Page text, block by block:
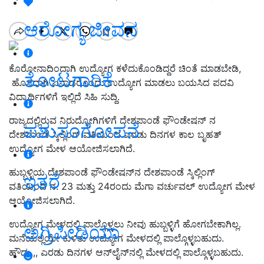
ಆರೋಗ್ಯ ಜೀವನ
ತೋಟಗಾರಿಕೆ
ಪಶುಸಂಗೋಪನೆ
ಇತರೆ
ಅಗ್ರಿಪೀಡಿಯಾ
ಕೊರೋನಾದಿಂದಾಗಿ ಉದ್ಯೋಗ ಕಳೆದುಕೊಂಡಿದ್ದರೆ ಚಿಂತೆ ಮಾಡಬೇಡಿ,
ಹೊಸದಾಗಿ ಏನಾದರೊಂದು ಉದ್ಯೋಗ ಮಾಡಲು ಬಯಸಿದ ಪದವಿ
ವಿದ್ಯಾರ್ಥಿಗಳಿಗೆ ಇಲ್ಲಿದೆ ಸಿಹಿ ಸುದ್ದಿ.
ರಾಜ್ಯದಲ್ಲಿರುವ ನಿರುದ್ಯೋಗಿಗಳಿಗೆ ದೇಶಪಾಂಡೆ ಫೌಂಡೇಷನ್ ನ
ದೇಶಪಾಂಡೆ ಸ್ಕಿಲ್ಲಿಂಗ್ ವತಿಯಿಂದ ಎರಡು ದಿನಗಳ ಕಾಲ ಬೃಹತ್
ಉದ್ಯೋಗ ಮೇಳ ಆಯೋಜಿಸಲಾಗಿದೆ.
ಹುಬ್ಬಳ್ಳಿಯ ದೇಶಪಾಂಡೆ ಫೌಂಡೇಷನ್‌ನ ದೇಶಪಾಂಡೆ ಸ್ಕಿಲ್ಲಿಂಗ್
ವತಿಯಿಂದ ನ. 23 ಮತ್ತು 24ರಂದು ಮೆಗಾ ವರ್ಚುವಲ್ ಉದ್ಯೋಗ ಮೇಳ
ಆಯೋಜಿಸಲಾಗಿದೆ.
ಉದ್ಯೋಗ ಮೇಳದಲ್ಲಿ ಪಾಲ್ಗೊಳ್ಳಲು ನೀವು ಹುಬ್ಬಳ್ಳಿಗೆ ಹೋಗಬೇಕಾಗಿಲ್ಲ.
ಮನೆಯಲ್ಲಿಯೇ ಕುಳಿತು ಉದ್ಯೋಗ ಮೇಳದಲ್ಲಿ ಪಾಲ್ಗೊಳ್ಳಬಹುದು.
ಹೌದು,,, ಎರಡು ದಿನಗಳ ಆನ್‌ಲೈನ್‌ನಲ್ಲಿ ಮೇಳದಲ್ಲಿ ಪಾಲ್ಗೊಳ್ಳಬಹುದು.